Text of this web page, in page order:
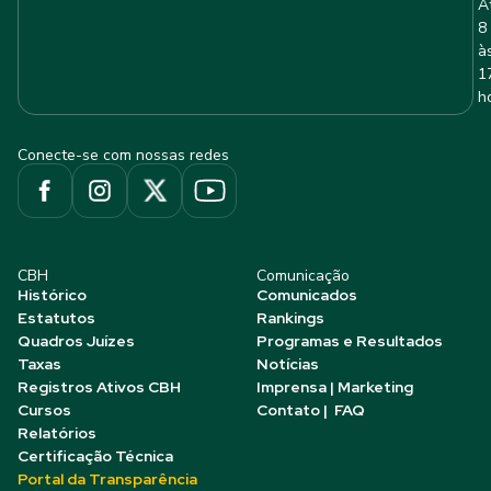
8
Conecte-se com nossas redes
CBH
Histórico
Estatutos
Quadros Juízes
Taxas
Registros Ativos CBH
Cursos
Relatórios
Certificação Técnica
Portal da Transparência
Comunicação
Comunicados
Rankings
Programas e Resultados
Notícias
Imprensa | Marketing
Contato | FAQ